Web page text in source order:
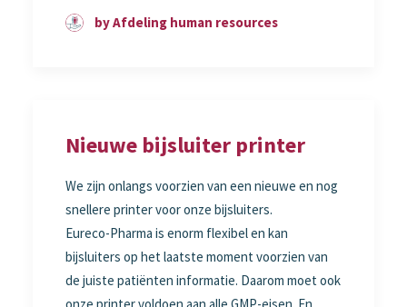
by Afdeling human resources
Nieuwe bijsluiter printer
We zijn onlangs voorzien van een nieuwe en nog
snellere printer voor onze bijsluiters.
Eureco-Pharma is enorm flexibel en kan
bijsluiters op het laatste moment voorzien van
de juiste patiënten informatie. Daarom moet ook